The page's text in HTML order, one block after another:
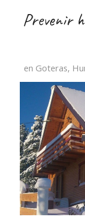
Prevenir
en Goteras,